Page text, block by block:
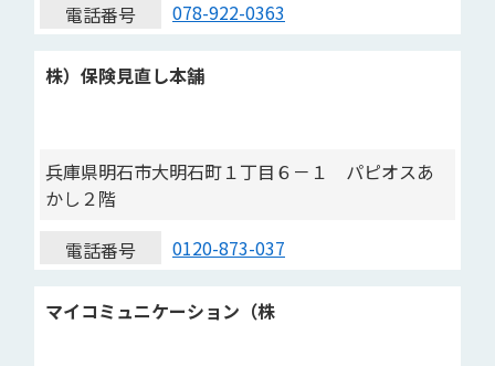
電話番号
078-922-0363
株）保険見直し本舗
兵庫県明石市大明石町１丁目６－１ パピオスあ
かし２階
電話番号
0120-873-037
マイコミュニケーション（株